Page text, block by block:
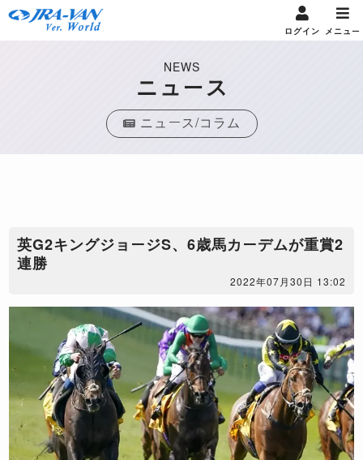
ログイン メニュー
NEWS
ニュース
ニュース/コラム
​英G2キングジョージS、6歳馬カーデムが重賞2
連勝
2022年07月30日 13:02